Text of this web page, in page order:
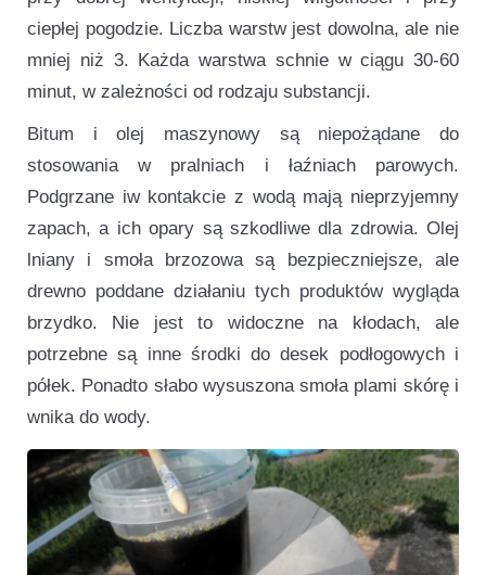
ciepłej pogodzie. Liczba warstw jest dowolna, ale nie
mniej niż 3. Każda warstwa schnie w ciągu 30-60
minut, w zależności od rodzaju substancji.
Bitum i olej maszynowy są niepożądane do
stosowania w pralniach i łaźniach parowych.
Podgrzane iw kontakcie z wodą mają nieprzyjemny
zapach, a ich opary są szkodliwe dla zdrowia. Olej
lniany i smoła brzozowa są bezpieczniejsze, ale
drewno poddane działaniu tych produktów wygląda
brzydko. Nie jest to widoczne na kłodach, ale
potrzebne są inne środki do desek podłogowych i
półek. Ponadto słabo wysuszona smoła plami skórę i
wnika do wody.